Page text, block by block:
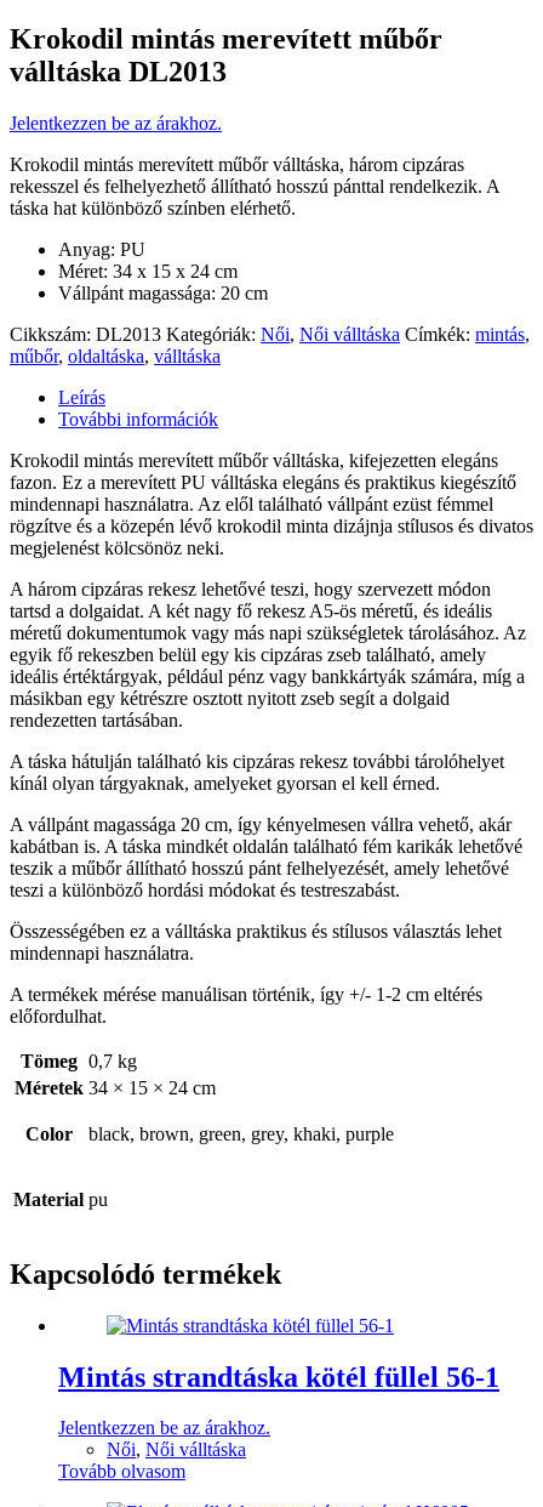
Krokodil mintás merevített műbőr
válltáska DL2013
Jelentkezzen be az árakhoz.
Krokodil mintás merevített műbőr válltáska, három cipzáras
rekesszel és felhelyezhető állítható hosszú pánttal rendelkezik. A
táska hat különböző színben elérhető.
Anyag: PU
Méret: 34 x 15 x 24 cm
Vállpánt magassága: 20 cm
Cikkszám: DL2013 Kategóriák: Női, Női válltáska Címkék: mintás,
műbőr, oldaltáska, válltáska
Leírás
További információk
Krokodil mintás merevített műbőr válltáska, kifejezetten elegáns
fazon. Ez a merevített PU válltáska elegáns és praktikus kiegészítő
mindennapi használatra. Az elől található vállpánt ezüst fémmel
rögzítve és a közepén lévő krokodil minta dizájnja stílusos és divatos
megjelenést kölcsönöz neki.
A három cipzáras rekesz lehetővé teszi, hogy szervezett módon
tartsd a dolgaidat. A két nagy fő rekesz A5-ös méretű, és ideális
méretű dokumentumok vagy más napi szükségletek tárolásához. Az
egyik fő rekeszben belül egy kis cipzáras zseb található, amely
ideális értéktárgyak, például pénz vagy bankkártyák számára, míg a
másikban egy kétrészre osztott nyitott zseb segít a dolgaid
rendezetten tartásában.
A táska hátulján található kis cipzáras rekesz további tárolóhelyet
kínál olyan tárgyaknak, amelyeket gyorsan el kell érned.
A vállpánt magassága 20 cm, így kényelmesen vállra vehető, akár
kabátban is. A táska mindkét oldalán található fém karikák lehetővé
teszik a műbőr állítható hosszú pánt felhelyezését, amely lehetővé
teszi a különböző hordási módokat és testreszabást.
Összességében ez a válltáska praktikus és stílusos választás lehet
mindennapi használatra.
A termékek mérése manuálisan történik, így +/- 1-2 cm eltérés
előfordulhat.
Tömeg 0,7 kg
Méretek 34 × 15 × 24 cm
Color black, brown, green, grey, khaki, purple
Material pu
Kapcsolódó termékek
Mintás strandtáska kötél füllel 56-1
Jelentkezzen be az árakhoz.
Női, Női válltáska
Tovább olvasom